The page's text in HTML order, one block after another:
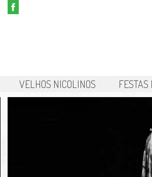
VELHOS NICOLINOS